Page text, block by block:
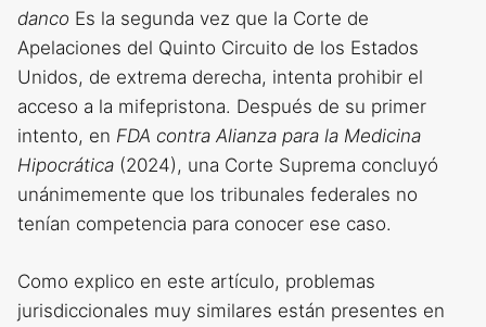
danco Es la segunda vez que la Corte de
Apelaciones del Quinto Circuito de los Estados
Unidos, de extrema derecha, intenta prohibir el
acceso a la mifepristona. Después de su primer
intento, en FDA contra Alianza para la Medicina
Hipocrática (2024), una Corte Suprema concluyó
unánimemente que los tribunales federales no
tenían competencia para conocer ese caso.
Como explico en este artículo, problemas
jurisdiccionales muy similares están presentes en